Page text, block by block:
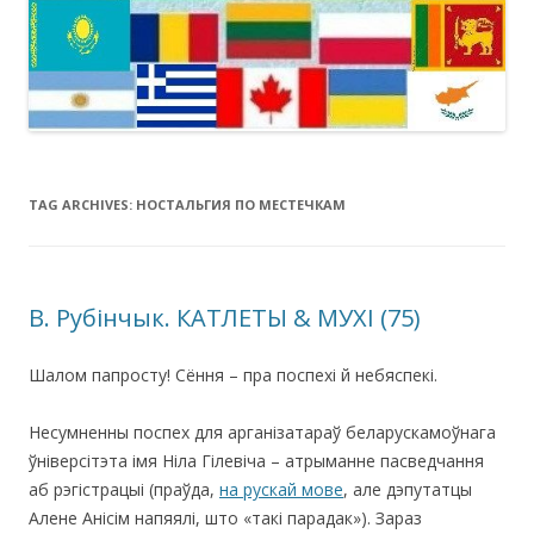
TAG ARCHIVES: НОСТАЛЬГИЯ ПО МЕСТЕЧКАМ
В. Рубінчык. КАТЛЕТЫ & МУХІ (75)
Шалом папросту! Сёння – пра поспехі й небяспекі.
Несумненны поспех для арганізатараў беларускамоўнага
ўніверсітэта імя Ніла Гілевіча – атрыманне пасведчання
аб рэгістрацыі (праўда, на рускай мове, але дэпутатцы
Алене Анісім напяялі, што «такі парадак»). Зараз